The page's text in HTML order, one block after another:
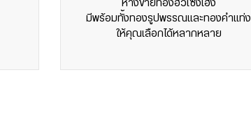
ห้างขายทองฮั่วเซ่งเฮง
มีพร้อมทั้งทองรูปพรรณและทองคำแท่ง
ให้คุณเลือกได้หลากหลาย